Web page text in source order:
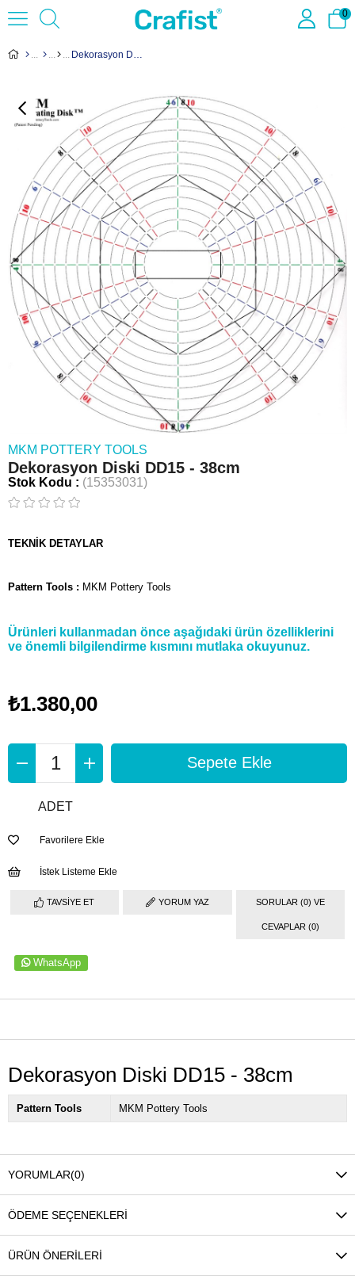
0
Dekorasyon Diski DD15 - 38cm
MKM POTTERY TOOLS
Dekorasyon Diski DD15 - 38cm
Stok Kodu (15353031)
TEKNİK DETAYLAR
Pattern Tools : MKM Pottery Tools
Ürünleri kullanmadan önce aşağıdaki ürün özelliklerini
ve önemli bilgilendirme kısmını mutlaka okuyunuz.
₺1.380,00
ADET
Favorilere Ekle
İstek Listeme Ekle
TAVSIYE ET YORUM YAZ SORULAR (0) VE
CEVAPLAR (0)
WhatsApp
Dekorasyon Diski DD15 - 38cm
Pattern Tools MKM Pottery Tools
YORUMLAR(0)
ÖDEME SEÇENEKLERI
ÜRÜN ÖNERILERI